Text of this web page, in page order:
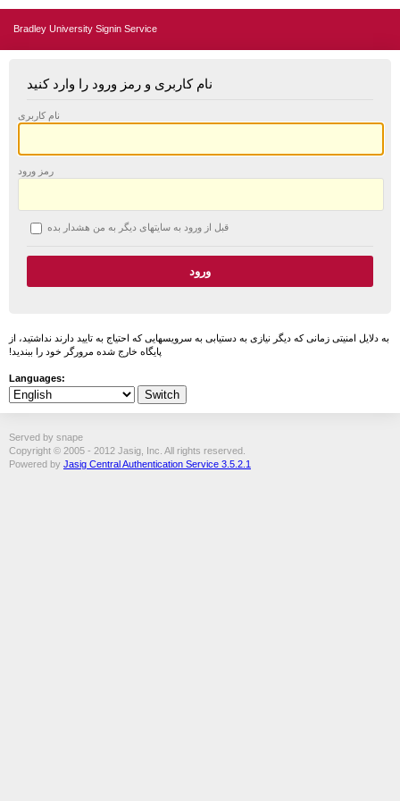
Bradley University Signin Service
نام کاربری و رمز ورود را وارد کنید
نام کاربری
رمز ورود
قبل از ورود به سایتهای دیگر به من هشدار بده
به دلایل امنیتی زمانی که دیگر نیازی به دستیابی به سرویسهایی که احتیاج به تایید دارند نداشتید، از
پایگاه خارج شده مرورگر خود را ببندید!
Languages:
Served by snape
Copyright © 2005 - 2012 Jasig, Inc. All rights reserved.
Powered by Jasig Central Authentication Service 3.5.2.1